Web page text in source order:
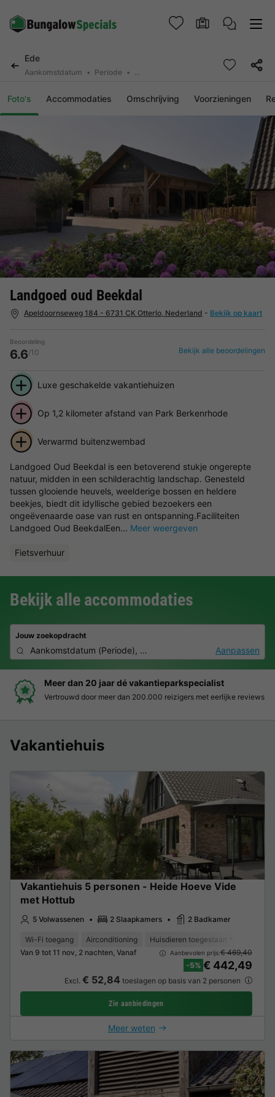
Ede
Aankomstdatum Periode 2 personen, 0 huisdier
Foto's Accommodaties Omschrijving Voorzieningen
Landgoed oud Beekdal
Apeldoornseweg 184 - 6731 CK Otterlo, Nederland - Bekijk op kaart
Beoordeling
6.6/10 Bekijk alle beoordelingen
Luxe geschakelde vakantiehuizen
Op 1,2 kilometer afstand van Park Berkenrhode
Verwarmd buitenzwembad
Landgoed Oud Beekdal is een betoverend stukje ongerepte
natuur, midden in een schilderachtig landschap. Genesteld
tussen glooiende heuvels, weelderige bossen en heldere
beekjes, biedt dit idyllische gebied bezoekers een
ongeëvenaarde oase van rust en ontspanning.Faciliteiten
Landgoed Oud BeekdalEen... Meer weergeven
Fietsverhuur
Bekijk alle accommodaties
Jouw zoekopdracht
Aankomstdatum (Periode), 2 personen, 0 huisdierAanpassen
Boek eenvoudig en zonder stress
Duidelijke prijzen, moeiteloos boeken en veilige
Vakantiehuis
Vakantiehuis 5 personen - Heide Hoeve Vide
met Hottub
5 Volwassenen 2 Slaapkamers 2 Badkamer
Wi-Fi toegang Airconditioning Huisdieren toegestaan *
Van 9 tot 11 nov, 2 nachten, Vanaf
Aanbevolen prijs:€ 469,40
-5% € 442,49
Excl. € 52,84 toeslagen op basis van 2 personen
Zie aanbiedingen
Meer weten